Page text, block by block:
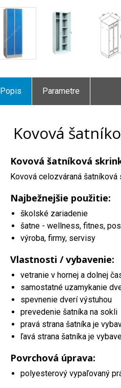
Popis Parametre
Kovová
Kovová šatníková
Kovová celozváraná
Najbežnejšie použitie:
školské zariadenie
šatne - wellness, fitnes,
výroba, firmy, servisy
Vlastnosti / vybavenie:
vetranie v hornej a dolnej
samostatné uzamykanie
spevnenie dverí výstuhou
prevedenie šatníka na sokli
pravá strana šatníka je
ľavá strana šatníka je
Povrchová úprava:
polyesterový vypaľovaný